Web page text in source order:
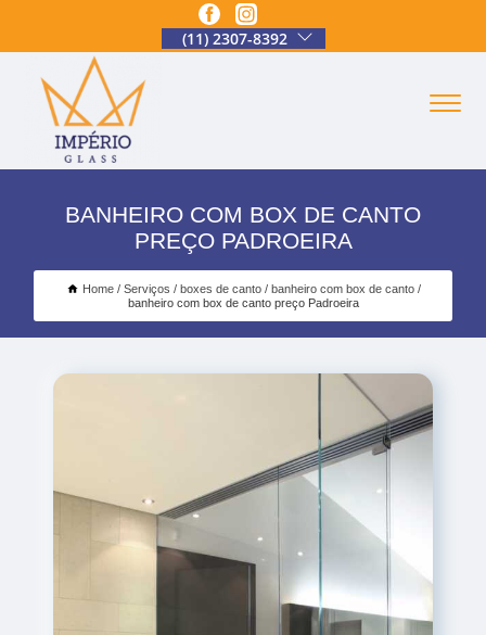
(11) 2307-8392
BANHEIRO COM BOX DE CANTO
PREÇO PADROEIRA
Home Serviços boxes de canto
banheiro com box de canto
banheiro com box de canto preço Padroeira